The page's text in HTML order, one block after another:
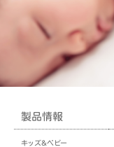
製品情報
キッズ＆ベビー